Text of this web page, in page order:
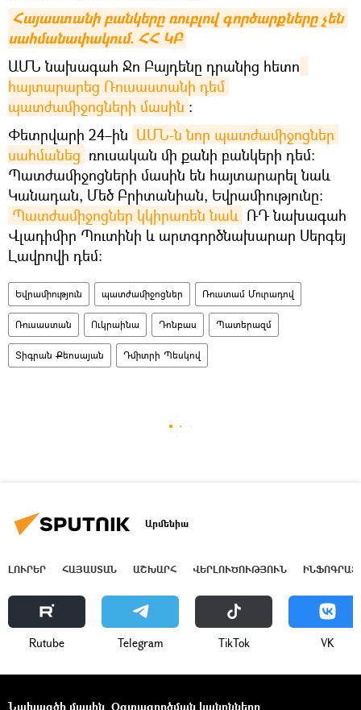
Հայաստանի բանկերը ռուբլով գործարքները չեն
սահմանափակում. ՀՀ ԿԲ
ԱՄՆ նախագահ Ջո Բայդենը դրանից հետո
հայտարարեց Ռուսաստանի դեմ
պատժամիջոցների մասին ։
Փետրվարի 24–ին ԱՄՆ-ն նոր պատժամիջոցներ
սահմանեց ռուսական մի քանի բանկերի դեմ։
Պատժամիջոցների մասին են հայտարարել նաև
Կանադան, Մեծ Բրիտանիան, Եվրամիությունը։
Պատժամիջոցներ կկիրառեն նաև ՌԴ նախագահ
Վլադիմիր Պուտինի և արտգործնախարար Սերգեյ
Լավրովի դեմ։
Եվրամիություն պատժամիջոցներ Ռուստամ Մուրադով
Ռուսաստան Ուկրաինա Դոնբաս Պատերազմ
Տիգրան Քեոսայան Դմիտրի Պեսկով
Արմենիա
ԼՈՒՐԵՐ ՀԱՅԱՍՏԱՆ ԱՇԽԱՐՀ ՎԵՐԼՈՒԾՈՒԹՅՈՒՆ
Rutube Telegram ТikТоk VK
Նախագծի մասին Օգտագործման կանոնները